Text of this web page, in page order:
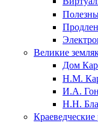
Великие
Дом
Н.М.
И.А.
Н.Н.